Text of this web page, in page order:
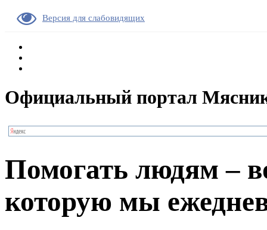
Версия для слабовидящих
Официальный портал
Помогать людям –
которую мы